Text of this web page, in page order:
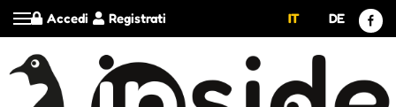
Registrati
Accedi IT DE